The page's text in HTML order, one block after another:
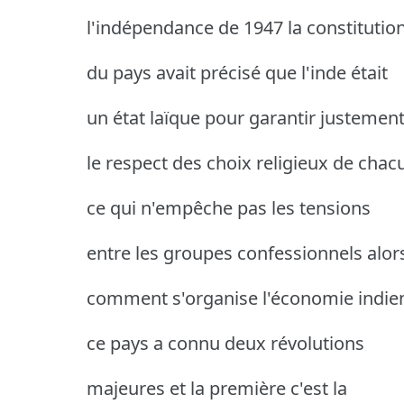
l'indépendance de 1947 la
du pays avait précisé que l'inde était
un état laïque pour garantir justement
le respect des choix religieux de
ce qui n'empêche pas les tensions
entre les groupes confessionnels
comment s'organise l'économie
ce pays a connu deux révolutions
majeures et la première c'est la